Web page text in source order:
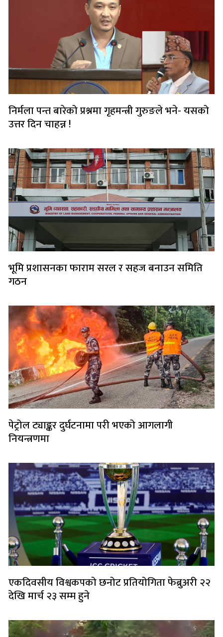
निर्मला पन्त बारेको प्रश्नमा गृहमन्त्री गुरुङले भने- यसको
उत्तर दिन चाहन्न !
भूमि प्रशासनका फाराम सरल र सहज बनाउन समिति
गठन
पेट्रोल ट्याङ्कर दुर्घटनामा परी भएको आगलागी
नियन्त्रणमा
एकदिवसीय विश्वकपको छनोट प्रतियोगिता फेब्रुअरी २२
देखि मार्च २३ सम्म हुने